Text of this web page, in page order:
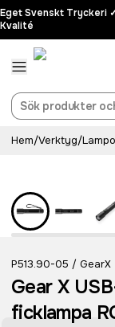
Eget Svenskt Tryckeri
Kvalité
Hem/Verktyg/
P513.90-05 / GearX
Gear X
ficklampa